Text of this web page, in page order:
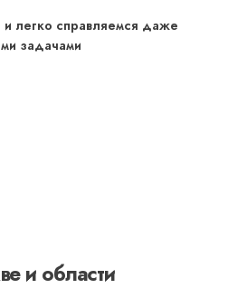
легко справляемся даже
задачами
и области